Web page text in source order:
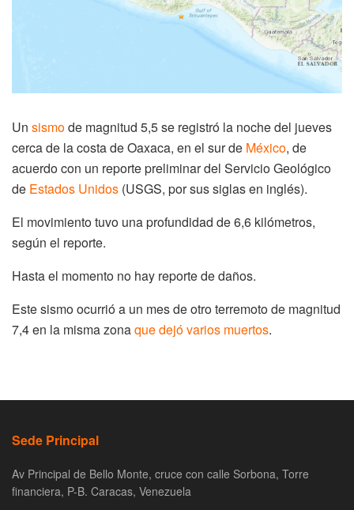
Un sismode magnitud 5,5 se registró la noche del jueves
cerca de la costa de Oaxaca, en el sur de México, de
acuerdo con un reporte preliminar del Servicio Geológico
de Estados Unidos (USGS, por sus siglas en inglés).
El movimiento tuvo una profundidad de 6,6 kilómetros,
según el reporte.
Hasta el momento no hay reporte de daños.
Este sismo ocurrió a un mes de otro terremoto de magnitud
7,4 en la misma zonaque dejó varios muertos.
Sede Principal
Av Principal de Bello Monte, cruce con calle Sorbona, Torre
financiera, P-B. Caracas, Venezuela